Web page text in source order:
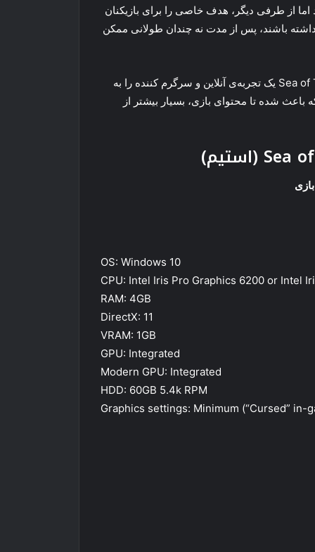
از طرفی دیگر، هدف خاصی را برای بازیکنان
باشند، پس از مدت نه چندان طولانی ممکن
اگر به دنبال یک بازی با اتمسفر دزدهای دریای هستید، Sea of Thieves یک تجربه‌ی آنلاین و سرگرم کننده را به
شده تا محتوای بازی، بسیار بیشتر از
OS: Windows 10
CPU: Intel Iris Pro Graphics 6200 or Intel
RAM: 4GB
DirectX: 11
VRAM: 1GB
GPU: Integrated
Modern GPU: Integrated
HDD: 60GB 5.4k RPM
Graphics settings: Minimum (“Cursed” in-